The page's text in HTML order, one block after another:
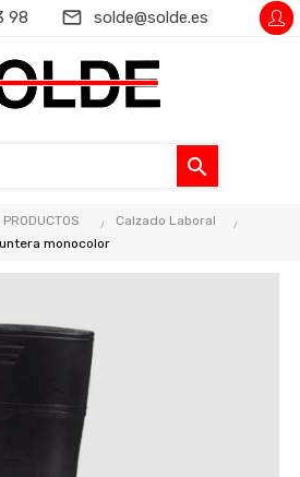
98 solde@solde.es
search
Calzado Laboral
monocolor